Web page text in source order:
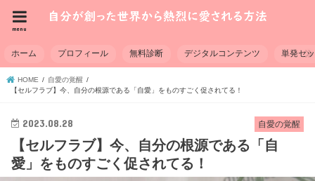
menu
ホーム プロフィール 無料診断 デジタルコンテンツ 単発セ
HOME
自愛の覚醒
【セルフラブ】今、自分の根源である「自愛」をものすごく促されてる！
自愛の覚醒
2023.08.28
【セルフラブ】今、自分の根源である「自
愛」をものすごく促されてる！